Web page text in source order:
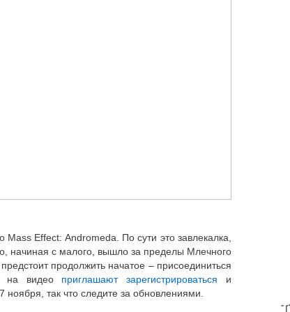
Effect: Andromeda. По сути это завлекалка,
начиная с малого, вышло за пределы Млечного
продолжить начатое – присоединиться
на видео приглашают зарегистрироваться и
так что следите за обновлениями.